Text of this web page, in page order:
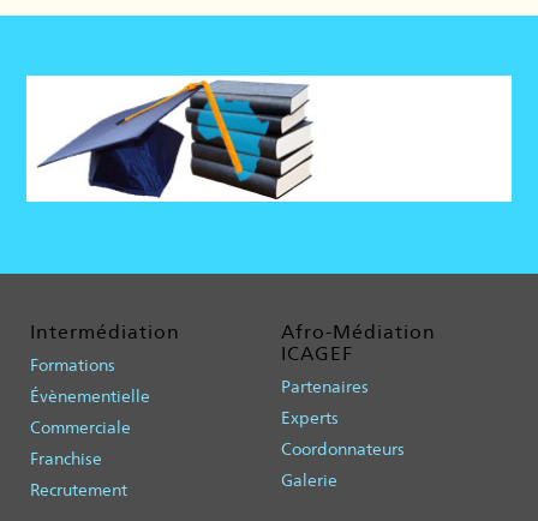
Intermédiation
Formations
Évènementielle
Commerciale
Franchise
Recrutement
Afro-Médiation
ICAGEF
Partenaires
Experts
Coordonnateurs
Galerie